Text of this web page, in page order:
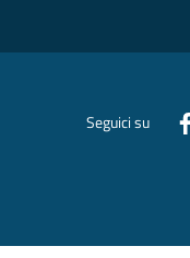
Seguici su